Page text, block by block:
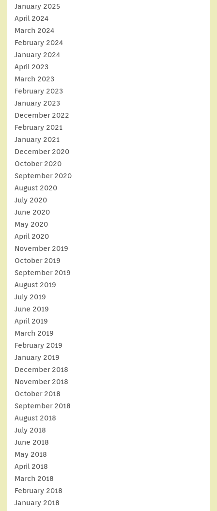
January 2025
April 2024
March 2024
February 2024
January 2024
April 2023
March 2023
February 2023
January 2023
December 2022
February 2021
January 2021
December 2020
October 2020
September 2020
August 2020
July 2020
June 2020
May 2020
April 2020
November 2019
October 2019
September 2019
August 2019
July 2019
June 2019
April 2019
March 2019
February 2019
January 2019
December 2018
November 2018
October 2018
September 2018
August 2018
July 2018
June 2018
May 2018
April 2018
March 2018
February 2018
January 2018